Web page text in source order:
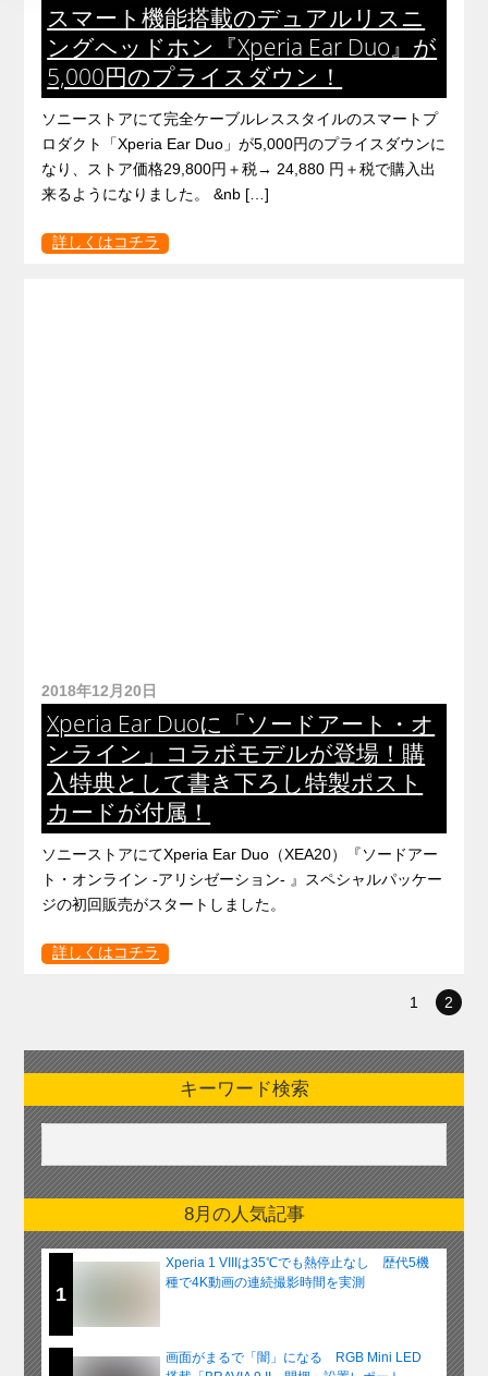
スマート機能搭載のデュアルリスニ
ングヘッドホン『Xperia Ear Duo』が
5,000円のプライスダウン！
ソニーストアにて完全ケーブルレススタイルのスマートプ
ロダクト「Xperia Ear Duo」が5,000円のプライスダウンに
なり、ストア価格29,800円＋税→ 24,880 円＋税で購入出
来るようになりました。 &nb […]
詳しくはコチラ
2018年12月20日
Xperia Ear Duoに「ソードアート・オ
ンライン」コラボモデルが登場！購
入特典として書き下ろし特製ポスト
カードが付属！
ソニーストアにてXperia Ear Duo（XEA20）『ソードアー
ト・オンライン -アリシゼーション- 』スペシャルパッケー
ジの初回販売がスタートしました。
詳しくはコチラ
1 2
キーワード検索
8月の人気記事
1
Xperia 1 VIIIは35℃でも熱停止なし 歴代5機
種で4K動画の連続撮影時間を実測
画面がまるで「闇」になる RGB Mini LED